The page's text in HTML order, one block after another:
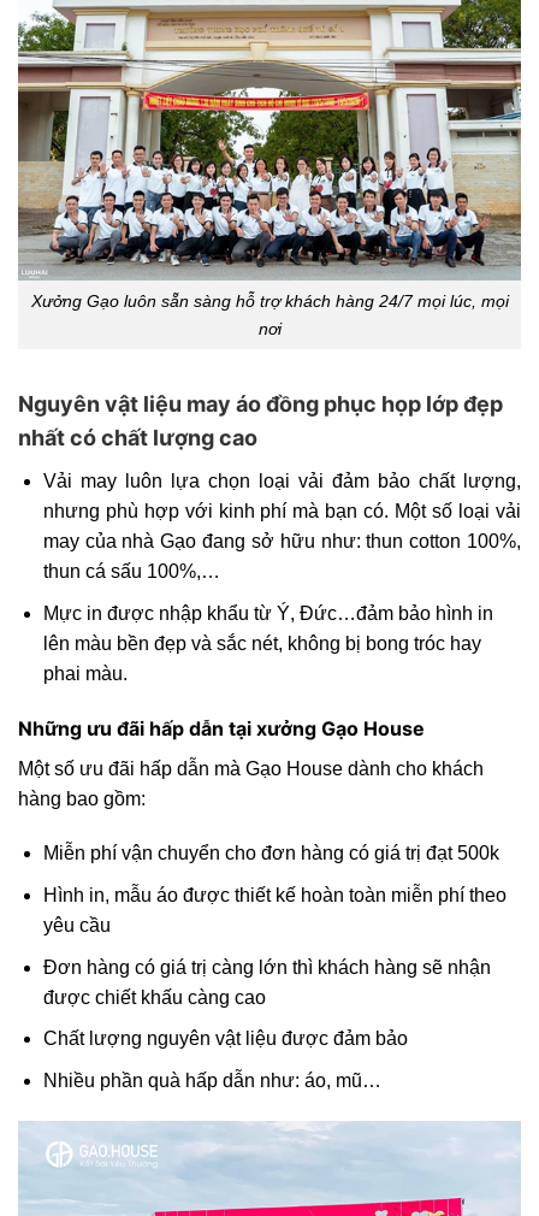
Xưởng Gạo luôn sẵn sàng hỗ trợ khách hàng 24/7 mọi lúc, mọi
nơi
Nguyên vật liệu may áo đồng phục họp lớp đẹp
nhất có chất lượng cao
Vải may luôn lựa chọn loại vải đảm bảo chất lượng,
nhưng phù hợp với kinh phí mà bạn có. Một số loại vải
may của nhà Gạo đang sở hữu như: thun cotton 100%,
thun cá sấu 100%,…
Mực in được nhập khẩu từ Ý, Đức…đảm bảo hình in
lên màu bền đẹp và sắc nét, không bị bong tróc hay
phai màu.
Những ưu đãi hấp dẫn tại xưởng Gạo House
Một số ưu đãi hấp dẫn mà Gạo House dành cho khách
hàng bao gồm:
Miễn phí vận chuyển cho đơn hàng có giá trị đạt 500k
Hình in, mẫu áo được thiết kế hoàn toàn miễn phí theo
yêu cầu
Đơn hàng có giá trị càng lớn thì khách hàng sẽ nhận
được chiết khấu càng cao
Chất lượng nguyên vật liệu được đảm bảo
Nhiều phần quà hấp dẫn như: áo, mũ…